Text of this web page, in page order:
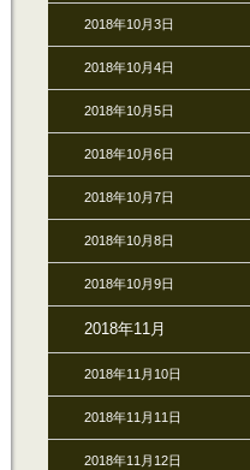
2018年10月3日
2018年10月4日
2018年10月5日
2018年10月6日
2018年10月7日
2018年10月8日
2018年10月9日
2018年11月
2018年11月10日
2018年11月11日
2018年11月12日